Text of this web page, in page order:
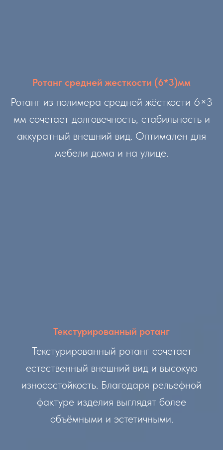
Ротанг средней жесткости (6*3)мм
Ротанг из полимера средней жёсткости 6×3
мм сочетает долговечность, стабильность и
аккуратный внешний вид. Оптимален для
мебели дома и на улице.
Текстурированный ротанг
Текстурированный ротанг сочетает
естественный внешний вид и высокую
износостойкость. Благодаря рельефной
фактуре изделия выглядят более
объёмными и эстетичными.